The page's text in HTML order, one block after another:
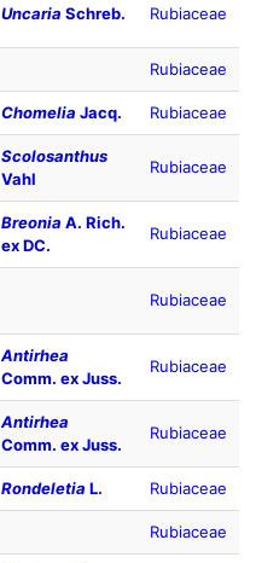
Uncaria Schreb. Rubiaceae
Rubiaceae
Chomelia Jacq. Rubiaceae
Scolosanthus
Vahl
Rubiaceae
Breonia A. Rich.
ex DC.
Rubiaceae
Rubiaceae
Antirhea
Comm. ex Juss.
Rubiaceae
Antirhea
Comm. ex Juss.
Rubiaceae
Rondeletia L. Rubiaceae
Rubiaceae